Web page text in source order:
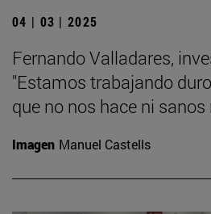
04 | 03 | 2025
Fernando Valladares,
"Estamos trabajando
que no nos hace ni sanos
Imagen Manuel Castells